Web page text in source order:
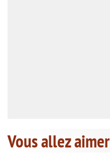
Vous allez aimer